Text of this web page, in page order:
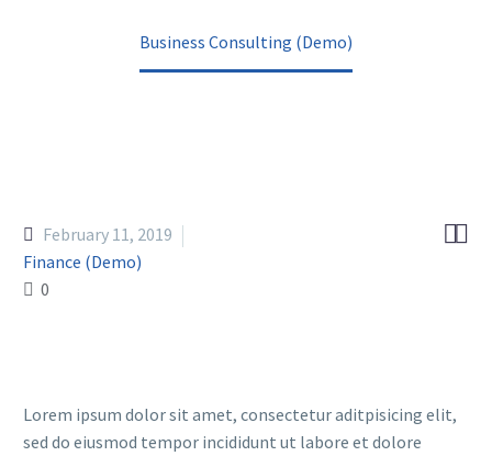
Business Consulting (Demo)

February 11, 2019
Finance (Demo)
0
Lorem ipsum dolor sit amet, consectetur aditpisicing elit,
sed do eiusmod tempor incididunt ut labore et dolore